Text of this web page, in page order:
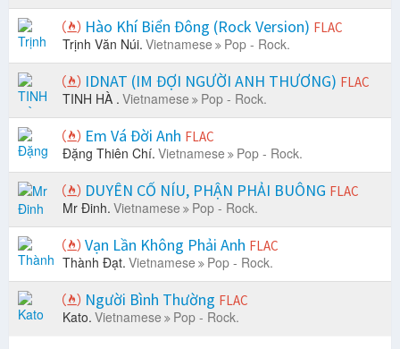
Hào Khí Biển Đông (Rock Version) FLAC
Trịnh Văn Núi. Vietnamese Pop - Rock.
IDNAT (IM ĐỢI NGƯỜI ANH THƯƠNG) FLAC
TINH HÀ . Vietnamese Pop - Rock.
Em Vá Đời Anh FLAC
Đặng Thiên Chí. Vietnamese Pop - Rock.
DUYÊN CỐ NÍU, PHẬN PHẢI BUÔNG FLAC
Mr Đinh. Vietnamese Pop - Rock.
Vạn Lần Không Phải Anh FLAC
Thành Đạt. Vietnamese Pop - Rock.
Người Bình Thường FLAC
Kato. Vietnamese Pop - Rock.